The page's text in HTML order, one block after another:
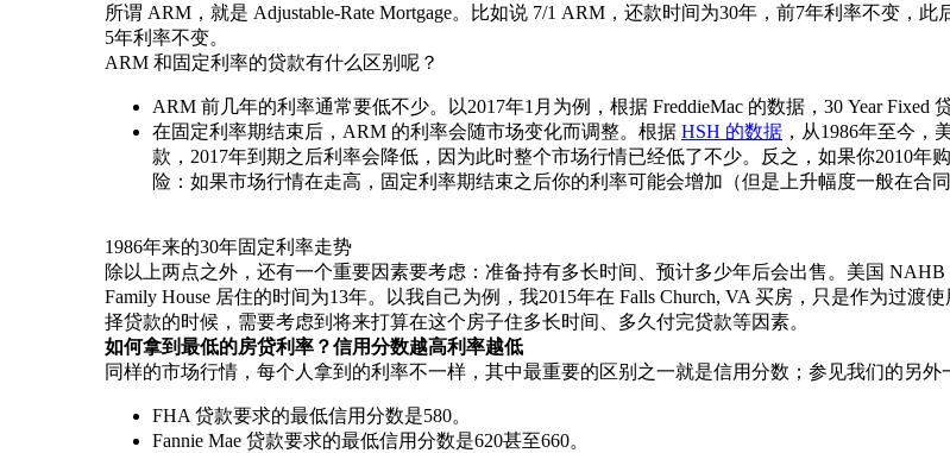
所谓 ARM，就是 Adjustable-Rate Mortgage。比如说 7/1 ARM，还款时间为30年，前7年利率不变
5年利率不变。
ARM 和固定利率的贷款有什么区别呢？
ARM 前几年的利率通常要低不少。以2017年1月为例，根据 FreddieMac 的数据，30 Year Fixed
在固定利率期结束后，ARM 的利率会随市场变化而调整。根据 HSH 的数据 ，从1986年至今
款，2017年到期之后利率会降低，因为此时整个市场行情已经低了不少。反之，如果你2010
险：如果市场行情在走高，固定利率期结束之后你的利率可能会增加（但是上升幅度一般在合同
1986年来的30年固定利率走势
除以上两点之外，还有一个重要因素要考虑：准备持有多长时间、预计多少年后会出售。美国 NAHB
Family House 居住的时间为13年。以我自己为例，我2015年在 Falls Church, VA 买房，只是作为过
择贷款的时候，需要考虑到将来打算在这个房子住多长时间、多久付完贷款等因素。
如何拿到最低的房贷利率？信用分数越高利率越低
同样的市场行情，每个人拿到的利率不一样，其中最重要的区别之一就是信用分数；参见我们的另外
FHA 贷款要求的最低信用分数是580。
Fannie Mae 贷款要求的最低信用分数是620甚至660。